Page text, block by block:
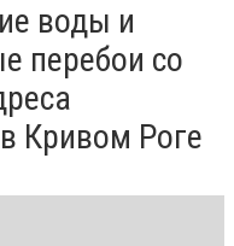
воды и
перебои со
Кривом Роге